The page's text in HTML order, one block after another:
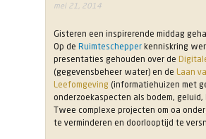
mei 21, 2014
Gisteren een inspirerende middag
Op de Ruimteschepper kenniskring
presentaties gehouden over de
(gegevensbeheer water) en de Laan
Leefomgeving (informatiehuizen met
onderzoekaspecten als bodem, geluid,
Twee complexe projecten om oa
te verminderen en doorlooptijd te